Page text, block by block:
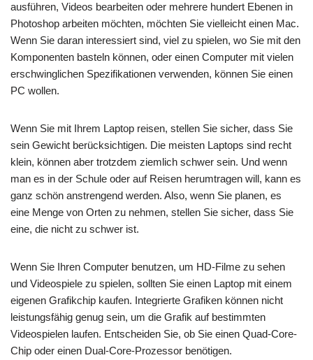
ausführen, Videos bearbeiten oder mehrere hundert Ebenen in
Photoshop arbeiten möchten, möchten Sie vielleicht einen Mac.
Wenn Sie daran interessiert sind, viel zu spielen, wo Sie mit den
Komponenten basteln können, oder einen Computer mit vielen
erschwinglichen Spezifikationen verwenden, können Sie einen
PC wollen.
Wenn Sie mit Ihrem Laptop reisen, stellen Sie sicher, dass Sie
sein Gewicht berücksichtigen. Die meisten Laptops sind recht
klein, können aber trotzdem ziemlich schwer sein. Und wenn
man es in der Schule oder auf Reisen herumtragen will, kann es
ganz schön anstrengend werden. Also, wenn Sie planen, es
eine Menge von Orten zu nehmen, stellen Sie sicher, dass Sie
eine, die nicht zu schwer ist.
Wenn Sie Ihren Computer benutzen, um HD-Filme zu sehen
und Videospiele zu spielen, sollten Sie einen Laptop mit einem
eigenen Grafikchip kaufen. Integrierte Grafiken können nicht
leistungsfähig genug sein, um die Grafik auf bestimmten
Videospielen laufen. Entscheiden Sie, ob Sie einen Quad-Core-
Chip oder einen Dual-Core-Prozessor benötigen.